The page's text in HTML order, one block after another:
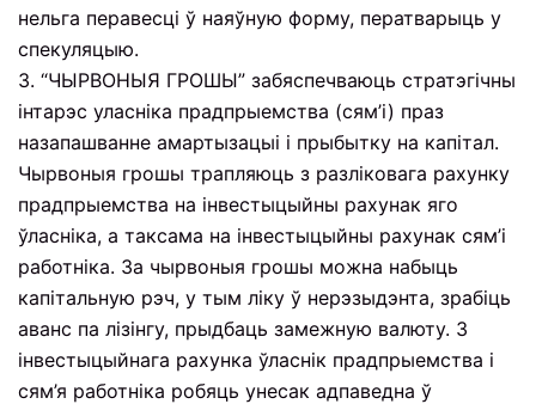
нельга перавесці ў наяўную форму, ператварыць у
спекуляцыю.
3. “ЧЫРВОНЫЯ ГРОШЫ” забяспечваюць стратэгічны
інтарэс уласніка прадпрыемства (сям’і) праз
назапашванне амартызацыі і прыбытку на капітал.
Чырвоныя грошы трапляюць з разліковага рахунку
прадпрыемства на інвестыцыйны рахунак яго
ўласніка, а таксама на інвестыцыйны рахунак сям’і
работніка. За чырвоныя грошы можна набыць
капітальную рэч, у тым ліку ў нерэзыдэнта, зрабіць
аванс па лізінгу, прыдбаць замежную валюту. З
інвестыцыйнага рахунка ўласнік прадпрыемства і
сям’я работніка робяць унесак адпаведна ў